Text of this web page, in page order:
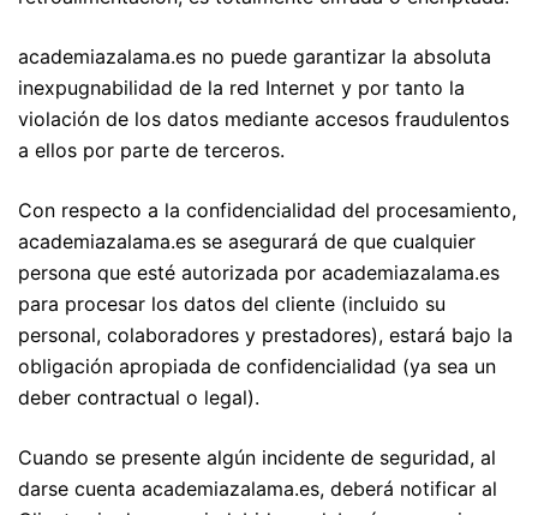
academiazalama.es no puede garantizar la absoluta
inexpugnabilidad de la red Internet y por tanto la
violación de los datos mediante accesos fraudulentos
a ellos por parte de terceros.
Con respecto a la confidencialidad del procesamiento,
academiazalama.es se asegurará de que cualquier
persona que esté autorizada por academiazalama.es
para procesar los datos del cliente (incluido su
personal, colaboradores y prestadores), estará bajo la
obligación apropiada de confidencialidad (ya sea un
deber contractual o legal).
Cuando se presente algún incidente de seguridad, al
darse cuenta academiazalama.es, deberá notificar al